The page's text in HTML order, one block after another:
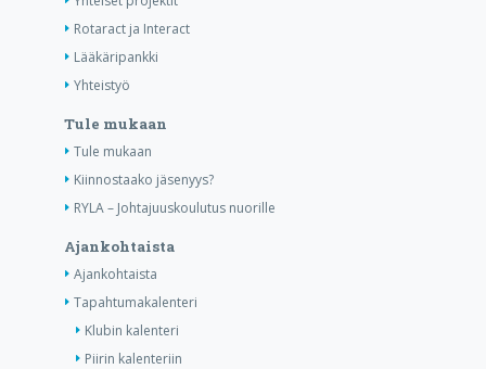
Rotaract ja Interact
Lääkäripankki
Yhteistyö
Tule mukaan
Tule mukaan
Kiinnostaako jäsenyys?
RYLA – Johtajuuskoulutus nuorille
Ajankohtaista
Ajankohtaista
Tapahtumakalenteri
Klubin kalenteri
Piirin kalenteriin